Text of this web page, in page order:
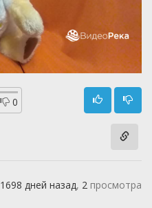
0
1698 дней назад, 2 просмотра